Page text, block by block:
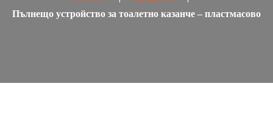
Пълнещо устройство за тоалетно казанче – пластмасово